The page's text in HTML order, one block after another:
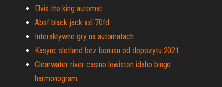
Elvis the king automat
Absf black jack xxl 70fd
Interaktywne gry na automatach
Kasyno slotland bez bonusu od depozytu 2021
Clearwater river casino lewiston idaho bingo
harmonogram